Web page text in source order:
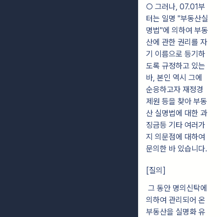
○ 그러나, 07.01부
터는 일명 "부동산실
명법"에 의하여 부동
산에 관한 권리를 자
기 이름으로 등기하
도록 규정하고 있는
바, 본인 역시 그에
순응하고자 재정경
제원 등을 찾아 부동
산 실명법에 대한 과
징금등 기타 여러가
지 의문점에 대하여
문의한 바 있습니다.
[질의]
그 동안 명의신탁에
의하여 관리되어 온
부동산을 실명화 유